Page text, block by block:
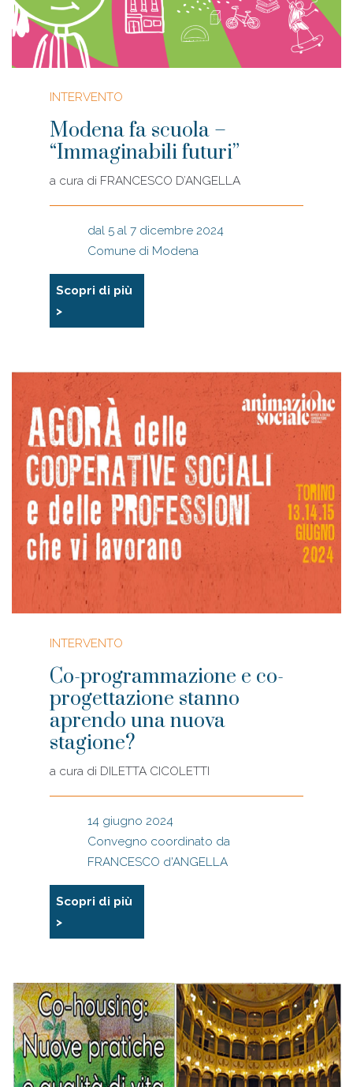
INTERVENTO
Modena fa scuola –
“Immaginabili futuri”
a cura di FRANCESCO D’ANGELLA
dal 5 al 7 dicembre 2024
Comune di Modena
Scopri di più
>
INTERVENTO
Co-programmazione e co-
progettazione stanno
aprendo una nuova
stagione?
a cura di DILETTA CICOLETTI
14 giugno 2024
Convegno coordinato da
FRANCESCO d'ANGELLA
Scopri di più
>